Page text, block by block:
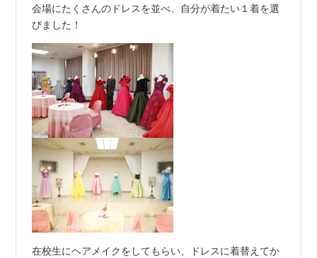
会場にたくさんのドレスを並べ、自分が着たい１着を選
びました！
在校生にヘアメイクをしてもらい、ドレスに着替えてか